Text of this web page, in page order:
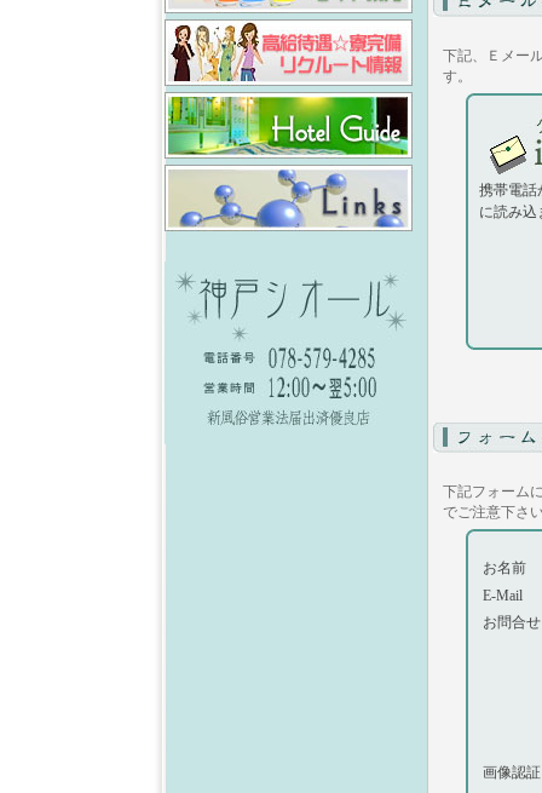
下記、Ｅメー
す。
携帯電話
に読み込
下記フォーム
でご注意下さ
お名前
E-Mail
お問合
画像認証